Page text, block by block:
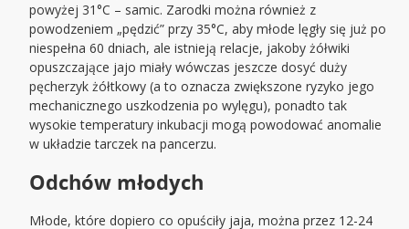
powyżej 31°C – samic. Zarodki można również z
powodzeniem „pędzić” przy 35°C, aby młode lęgły się już po
niespełna 60 dniach, ale istnieją relacje, jakoby żółwiki
opuszczające jajo miały wówczas jeszcze dosyć duży
pęcherzyk żółtkowy (a to oznacza zwiększone ryzyko jego
mechanicznego uszkodzenia po wylęgu), ponadto tak
wysokie temperatury inkubacji mogą powodować anomalie
w układzie tarczek na pancerzu.
Odchów młodych
Młode, które dopiero co opuściły jaja, można przez 12-24